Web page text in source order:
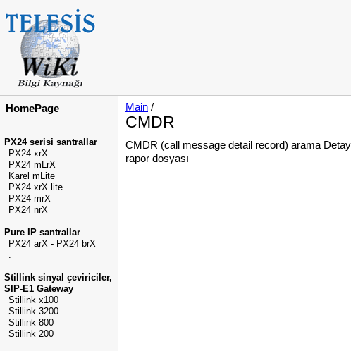
HomePage
PX24 serisi santrallar
PX24 xrX
PX24 mLrX
Karel mLite
PX24 xrX lite
PX24 mrX
PX24 nrX
Pure IP santrallar
PX24 arX - PX24 brX
.
Stillink sinyal çeviriciler,
SIP-E1 Gateway
Stillink x100
Stillink 3200
Stillink 800
Stillink 200
Main /
CMDR
CMDR (call message detail record) arama
rapor dosyası